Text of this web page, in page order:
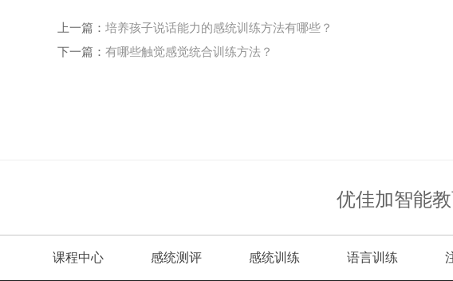
上一篇： 培养孩子说话能力的感统训练方法有哪些？
下一篇： 有哪些触觉感觉统合训练方法？
优佳加智能
课程中心 感统测评 感统训练 语言训练